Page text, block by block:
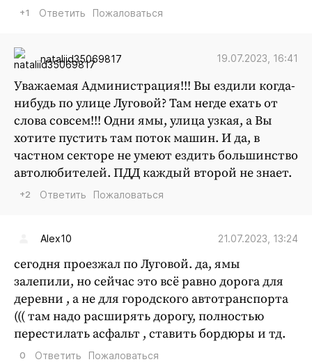
+1 Ответить Пожаловаться
nataliid35069817 19.07.2023, 16:41
Уважаемая Администрация!!! Вы ездили когда-
нибудь по улице Луговой? Там негде ехать от
слова совсем!!! Одни ямы, улица узкая, а Вы
хотите пустить там поток машин. И да, в
частном секторе не умеют ездить большинство
автолюбителей. ПДД каждый второй не знает.
+2 Ответить Пожаловаться
Alex10 21.07.2023, 13:24
сегодня проезжал по Луговой. да, ямы
залепили, но сейчас это всё равно дорога для
деревни , а не для городского автотранспорта
((( там надо расширять дорогу, полностью
перестилать асфальт , ставить бордюры и тд.
0 Ответить Пожаловаться